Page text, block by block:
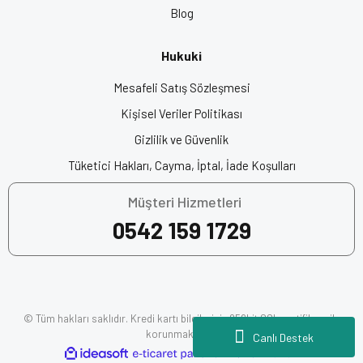
Canlı Destek
Kask, Motor Kaskı, Kask Fiyatları, Motosiklet Kaskı, Motor Kask
Fiyatları, Motosiklet Ekipman, Motorcu Kaskı, Motosiklet Kask
Fiyatları, Origine Kask, En İyi Motor Kaskları
Blog
Hukuki
Mesafeli Satış Sözleşmesi
Kişisel Veriler Politikası
Gizlilik ve Güvenlik
Tüketici Hakları, Cayma, İptal, İade Koşulları
Müşteri Hizmetleri
0542 159 1729
© Tüm hakları saklıdır. Kredi kartı bilgileriniz 256bit SSL sertifikası ile
korunmaktadır.
ideasoft